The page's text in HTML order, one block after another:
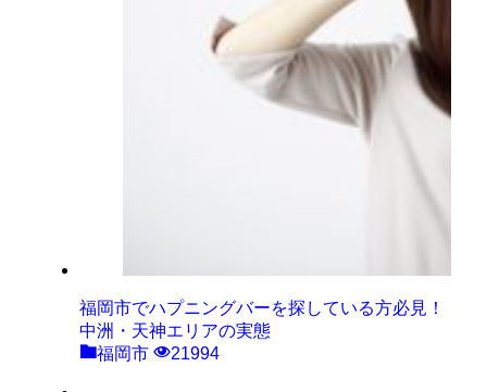
福岡市でハプニングバーを探している方必見！
中洲・天神エリアの実態
福岡市
21994